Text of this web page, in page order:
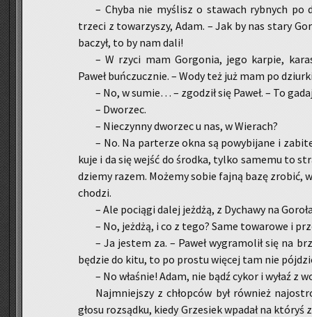
– Chyba nie my­ślisz o sta­wach ryb­nych po
trze­ci z to­wa­rzy­szy, Adam. – Jak by nas stary
ba­czył, to by nam dali!
– W rzyci mam Gor­go­nia, jego kar­pie,
Paweł buń­czucz­nie. – Wody też już mam po
– No, w sumie… – zgo­dził się Paweł. – To
– Dwo­rzec.
– Nie­czyn­ny dwo­rzec u nas, w Wie­rach?
– No. Na par­te­rze okna są po­wy­bi­ja­ne i
ku­je i da się wejść do środ­ka, tylko sa­me­mu to
dzie­my razem. Mo­że­my sobie fajną bazę zro­bić,
cho­dzi.
– Ale po­cią­gi dalej jeż­dżą, z Dy­cha­wy na
– No, jeż­dżą, i co z tego? Same to­wa­ro­we i
– Ja je­stem za. – Paweł wy­gra­mo­lił się na
bę­dzie do kitu, to po pro­stu wię­cej tam nie
– No wła­śnie! Adam, nie bądź cykor i wyłaź z
Naj­mniej­szy z chłop­ców był rów­nież
głosu roz­sąd­ku, kiedy Grze­siek wpa­dał na